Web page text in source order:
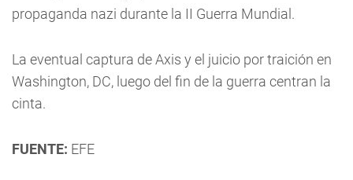
propaganda nazi durante la II Guerra Mundial.
La eventual captura de Axis y el juicio por traición en
Washington, DC, luego del fin de la guerra centran la
cinta.
FUENTE: EFE